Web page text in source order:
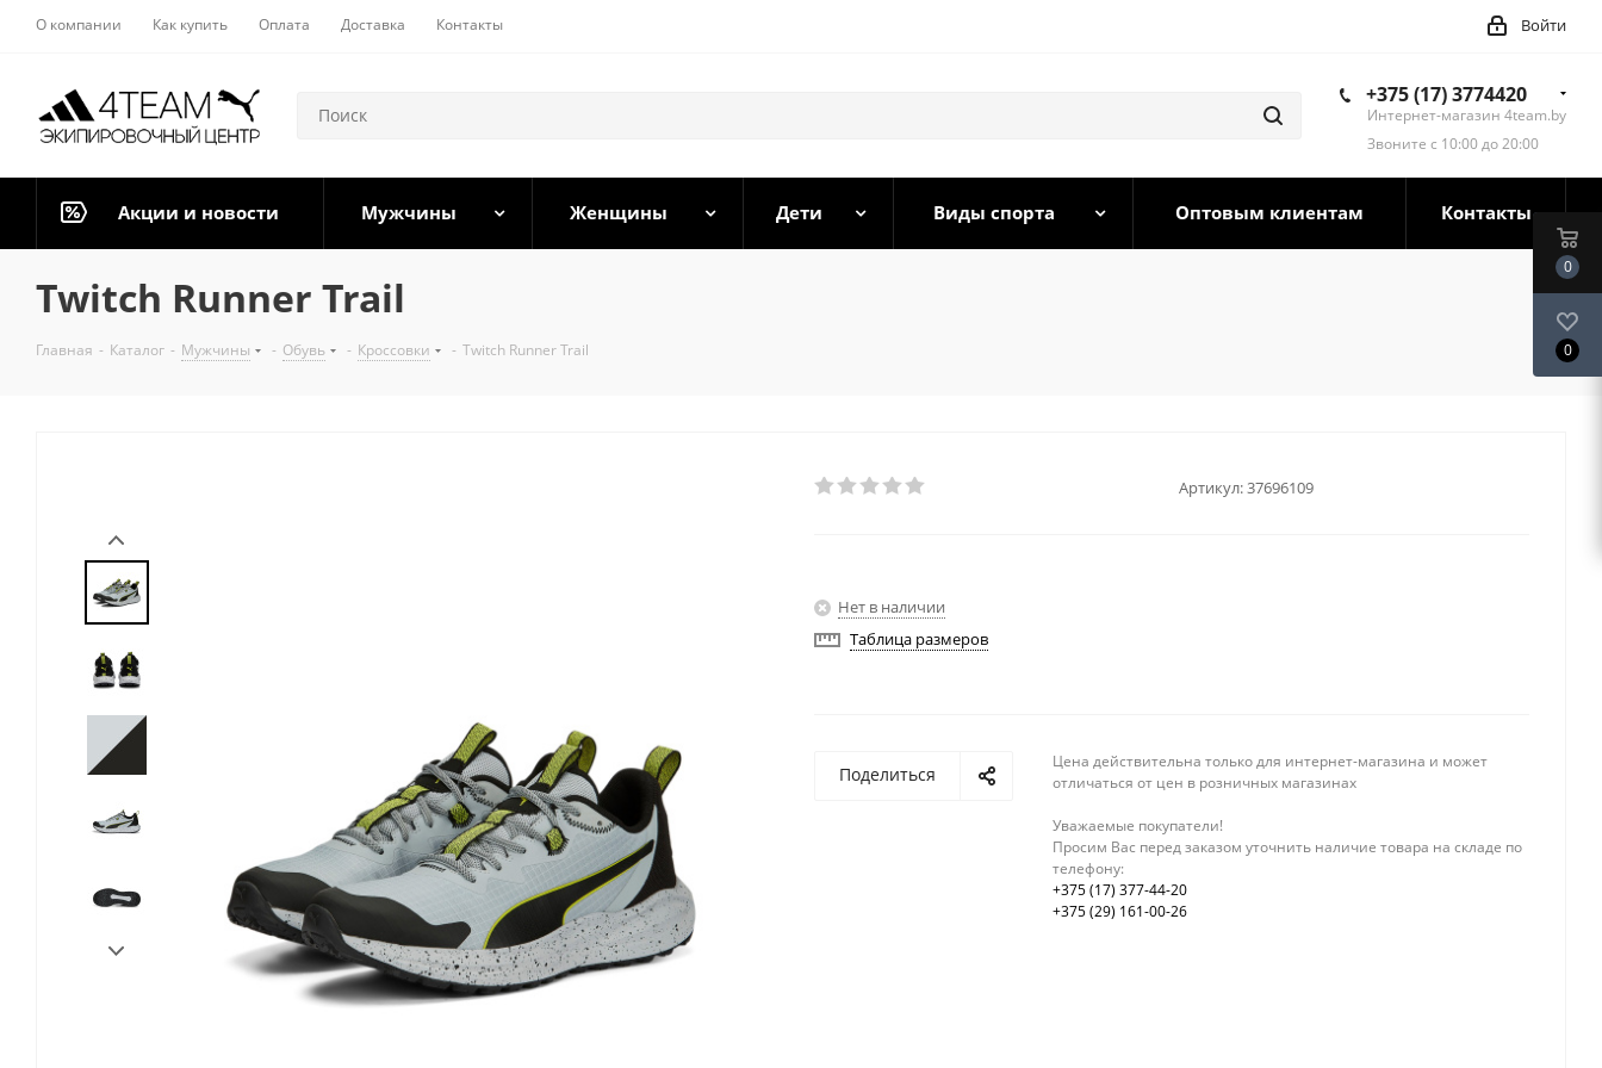
О компании Как купить Оплата Доставка Контакты Войти
+375 (17) 3774420
Интернет-магазин 4team.by
Звоните с 10:00 до 20:00
Акции и новости Мужчины Женщины Дети Виды спорта Оптовым клиентам Контакты
Twitch Runner Trail
Главная - Каталог - Мужчины - Обувь - Кроссовки - Twitch Runner Trail
Артикул:37696109
Нет в наличии
Таблица размеров
Поделиться
Цена действительна только для интернет-магазина и может
отличаться от цен в розничных магазинах
Уважаемые покупатели!
Просим Вас перед заказом уточнить наличие товара на складе по
телефону:
+375 (17) 377-44-20
+375 (29) 161-00-26
0
0